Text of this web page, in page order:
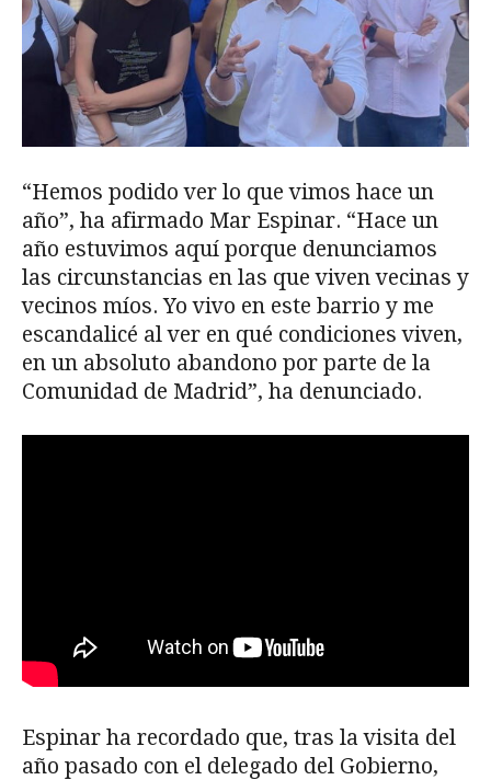
“Hemos podido ver lo que vimos hace un
año”, ha afirmado Mar Espinar. “Hace un
año estuvimos aquí porque denunciamos
las circunstancias en las que viven vecinas y
vecinos míos. Yo vivo en este barrio y me
escandalicé al ver en qué condiciones viven,
en un absoluto abandono por parte de la
Comunidad de Madrid”, ha denunciado.
Espinar ha recordado que, tras la visita del
año pasado con el delegado del Gobierno,